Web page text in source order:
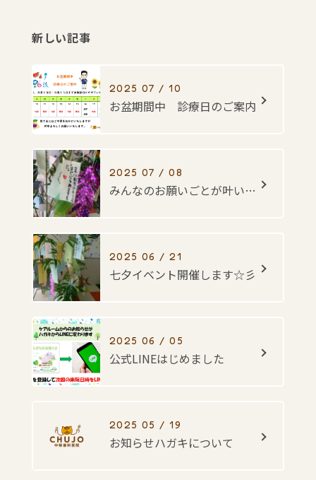
新しい記事
2025 07 / 10
お盆期間中 診療日のご案内
2025 07 / 08
みんなのお願いごとが叶いますように・・・☆彡
2025 06 / 21
七夕イベント開催します☆彡
2025 06 / 05
公式LINEはじめました
2025 05 / 19
お知らせハガキについて